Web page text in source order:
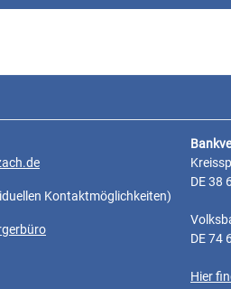
Kontaktmöglichkeiten)
DE 38
DE 74
Hier